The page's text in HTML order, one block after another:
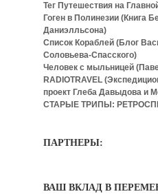
Тег Путешествия на
Гоген в Полинезии (Книга
Даниэлльсона)
Список Кораблей (Блог
Соловьева-Спасского)
Человек с мыльницей
RADIOTRAVEL
проект Глеба Давыдова и
СТАРЫЕ ТРИПЫ:
ПАРТНЕРЫ:
ВАШ ВКЛАД В